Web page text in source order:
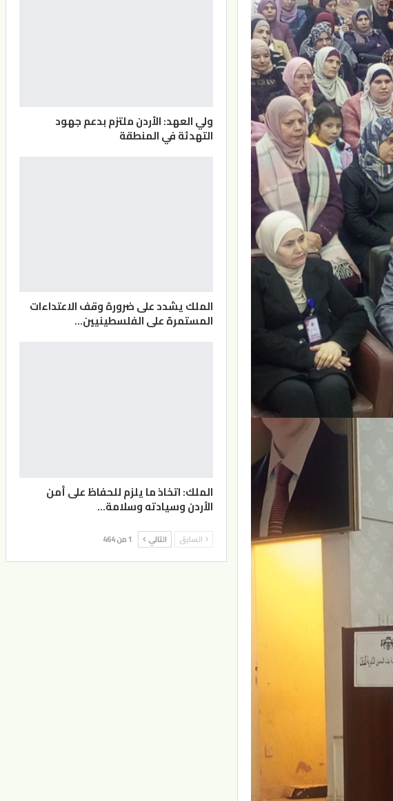
ولي العهد: الأردن ملتزم بدعم جهود
التهدئة في المنطقة
الملك يشدد على ضرورة وقف الاعتداءات
المستمرة على الفلسطينيين…
الملك: اتخاذ ما يلزم للحفاظ على أمن
الأردن وسيادته وسلامة…
السابق التالي 1 من 464